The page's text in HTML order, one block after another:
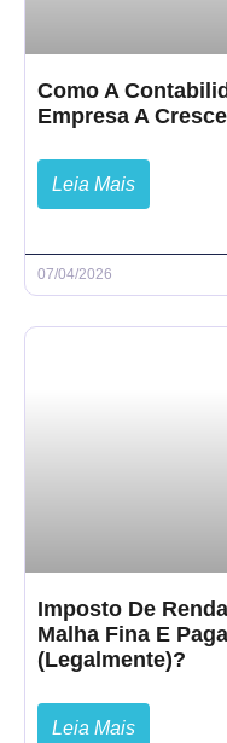
Como A
Empresa A
Leia Mais
07/04/2026
Imposto De
Malha Fina E
(Legalmente)?
Leia Mais